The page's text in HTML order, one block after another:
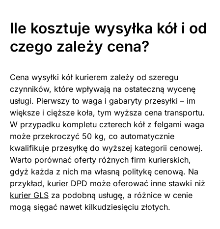
Ile kosztuje wysyłka kół i od
czego zależy cena?
Cena wysyłki kół kurierem zależy od szeregu
czynników, które wpływają na ostateczną wycenę
usługi. Pierwszy to waga i gabaryty przesyłki – im
większe i cięższe koła, tym wyższa cena transportu.
W przypadku kompletu czterech kół z felgami waga
może przekroczyć 50 kg, co automatycznie
kwalifikuje przesyłkę do wyższej kategorii cenowej.
Warto porównać oferty różnych firm kurierskich,
gdyż każda z nich ma własną politykę cenową. Na
przykład, kurier DPD może oferować inne stawki niż
kurier GLS za podobną usługę, a różnice w cenie
mogą sięgać nawet kilkudziesięciu złotych.